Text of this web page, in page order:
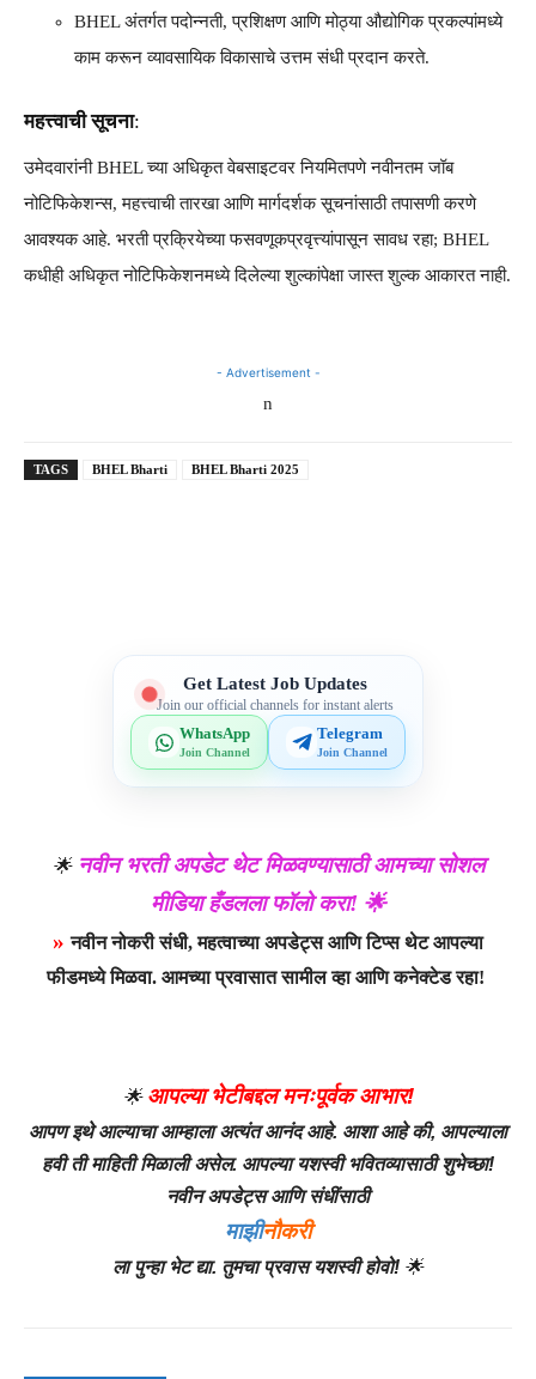
BHEL अंतर्गत पदोन्नती, प्रशिक्षण आणि मोठ्या औद्योगिक प्रकल्पांमध्ये
काम करून व्यावसायिक विकासाचे उत्तम संधी प्रदान करते.
महत्त्वाची सूचना:
उमेदवारांनी BHEL च्या अधिकृत वेबसाइटवर नियमितपणे नवीनतम जॉब
नोटिफिकेशन्स, महत्त्वाची तारखा आणि मार्गदर्शक सूचनांसाठी तपासणी करणे
आवश्यक आहे. भरती प्रक्रियेच्या फसवणूकप्रवृत्त्यांपासून सावध रहा; BHEL
कधीही अधिकृत नोटिफिकेशनमध्ये दिलेल्या शुल्कांपेक्षा जास्त शुल्क आकारत नाही.
- Advertisement -
n
TAGS BHEL Bharti BHEL Bharti 2025
Get Latest Job Updates
Join our official channels for instant alerts
WhatsApp
Join Channel
Telegram
Join Channel
🌟नवीन भरती अपडेट थेट मिळवण्यासाठी आमच्या सोशल
मीडिया हँडलला फॉलो करा! 🌟
»नवीन नोकरी संधी, महत्वाच्या अपडेट्स आणि टिप्स थेट आपल्या
फीडमध्ये मिळवा. आमच्या प्रवासात सामील व्हा आणि कनेक्टेड रहा!
🌟 आपल्या भेटीबद्दल मनःपूर्वक आभार!
आपण इथे आल्याचा आम्हाला अत्यंत आनंद आहे. आशा आहे की, आपल्याला
हवी ती माहिती मिळाली असेल. आपल्या यशस्वी भवितव्यासाठी शुभेच्छा!
नवीन अपडेट्स आणि संधींसाठी
माझीनौकरी
ला पुन्हा भेट द्या. तुमचा प्रवास यशस्वी होवो! 🌟